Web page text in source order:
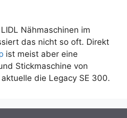
Nähmaschinen im
das nicht so oft. Direkt
ist meist aber eine
Stickmaschine von
die Legacy SE 300.